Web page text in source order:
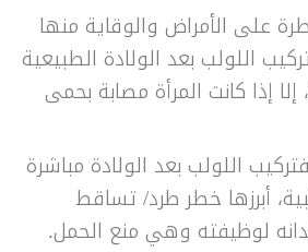
على الأمراض والوقاية منها
اللولب بعد الولادة الطبيعية
إذا كانت المرأة مصابة بحمى
اللولب بعد الولادة مباشرة
أبرزها خطر طرد/ تساقط
لوظيفته وهي منع الحمل.